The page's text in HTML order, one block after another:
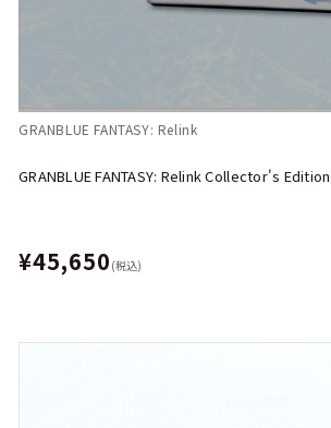
GRANBLUE FANTASY: Relink
GRANBLUE FANTASY: Relink Collector's Edition
¥45,650 (税込)